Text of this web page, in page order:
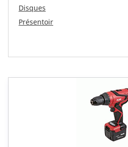
Disques
Présentoir